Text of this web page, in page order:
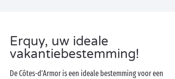
Erquy, uw ideale
vakantiebestemming!
De Côtes-d'Armor is een ideale bestemming voor een